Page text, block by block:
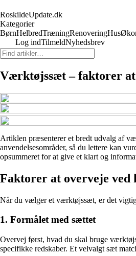
RoskildeUpdate.dk
Kategorier
BørnHelbredTræningRenoveringHus
Log indTilmeldNyhedsbrev
Værktøjssæt – faktorer
Artiklen præsenterer et bredt udvalg af
anvendelsesområder, så du lettere kan
opsummeret for at give et klart og
Faktorer at overveje
Når du vælger et værktøjssæt, er det
1. Formålet med sættet
Overvej først, hvad du skal bruge
specifikke redskaber. Et velvalgt sæt